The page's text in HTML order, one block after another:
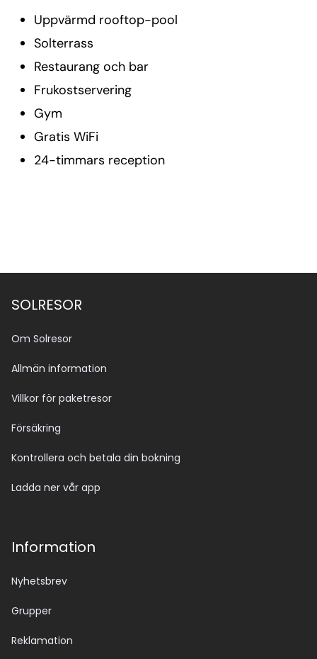
Uppvärmd rooftop-pool
Solterrass
Restaurang och bar
Frukostservering
Gym
Gratis WiFi
24-timmars reception
SOLRESOR
Om Solresor
Allmän information
Villkor för paketresor
Försäkring
Kontrollera och betala din bokning
Ladda ner vår app
Information
Nyhetsbrev
Grupper
Reklamation